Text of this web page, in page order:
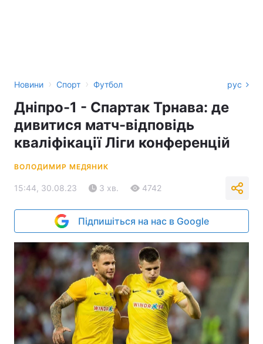
Новини › Спорт › Футбол рус
Дніпро-1 - Спартак Трнава: де
дивитися матч-відповідь
кваліфікації Ліги конференцій
ВОЛОДИМИР МЕДЯНИК
15:44, 30.08.23 3 хв. 4742
Підпишіться на нас в Google